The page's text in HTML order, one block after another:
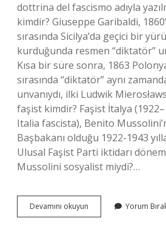
dottrina del fascismo adıyla
kimdir? Giuseppe Garibaldi,
sırasında Sicilya’da geçici bir
kurduğunda resmen “diktatör”
Kısa bir süre sonra, 1863
sırasında “diktatör” aynı
unvanıydı, ilki Ludwik
faşist kimdir? Faşist İtalya
Italia fascista), Benito
Başbakanı olduğu 1922-1943
Ulusal Faşist Parti iktidarı
Mussolini sosyalist miydi?…
Devamını okuyun
Faşist
Yorum